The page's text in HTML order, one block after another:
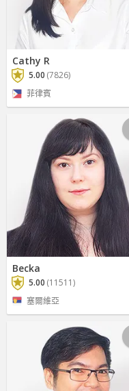
Cathy R
5.00 (7826)
菲律賓
Becka
5.00 (11511)
塞爾維亞